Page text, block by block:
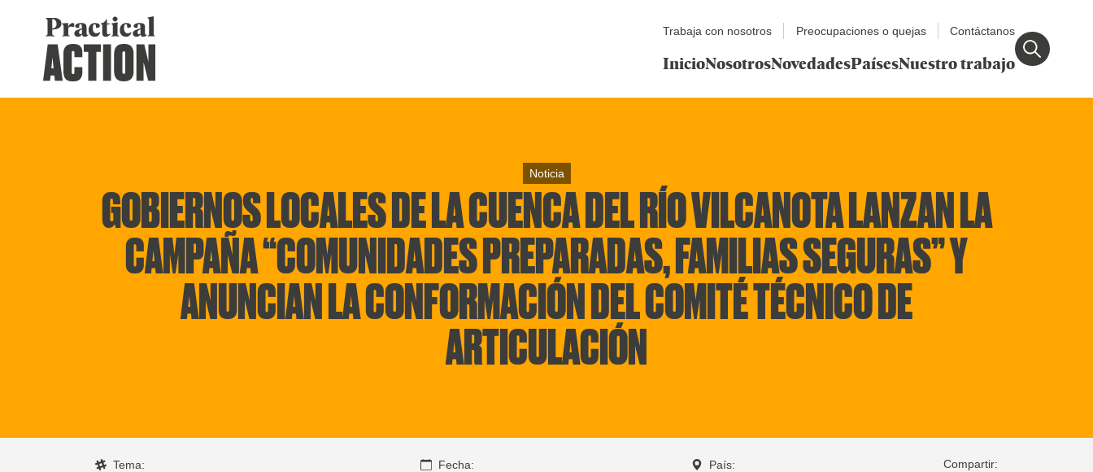
Trabaja con nosotros Preocupaciones o quejas Contáctanos
InicioNosotrosNovedadesPaísesNuestro trabajo
Noticia
GOBIERNOS LOCALES DE LA CUENCA DEL RÍO VILCANOTA LANZAN LA
CAMPAÑA “COMUNIDADES PREPARADAS, FAMILIAS SEGURAS” Y
ANUNCIAN LA CONFORMACIÓN DEL COMITÉ TÉCNICO DE
ARTICULACIÓN
Tema: Fecha: País: Compartir: